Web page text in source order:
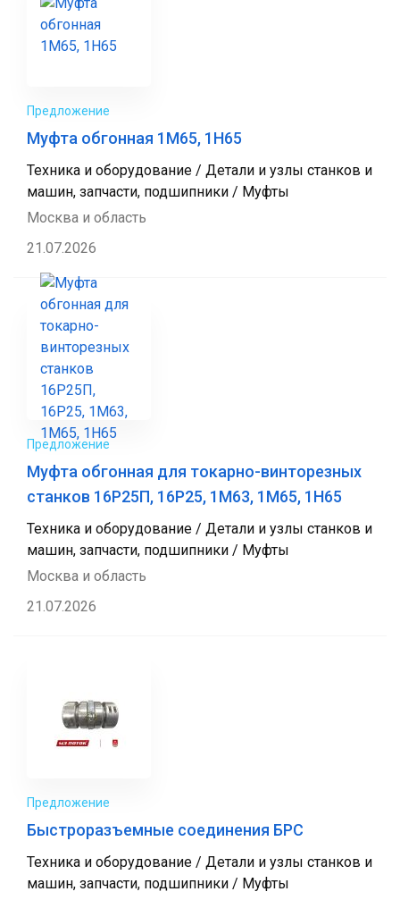
Предложение
Муфта обгонная 1М65, 1Н65
Техника и оборудование / Детали и узлы станков и
машин, запчасти, подшипники / Муфты
Москва и область
21.07.2026
Предложение
Муфта обгонная для токарно-винторезных
станков 16Р25П, 16Р25, 1М63, 1М65, 1Н65
Техника и оборудование / Детали и узлы станков и
машин, запчасти, подшипники / Муфты
Москва и область
21.07.2026
Предложение
Быстроразъемные соединения БРС
Техника и оборудование / Детали и узлы станков и
машин, запчасти, подшипники / Муфты